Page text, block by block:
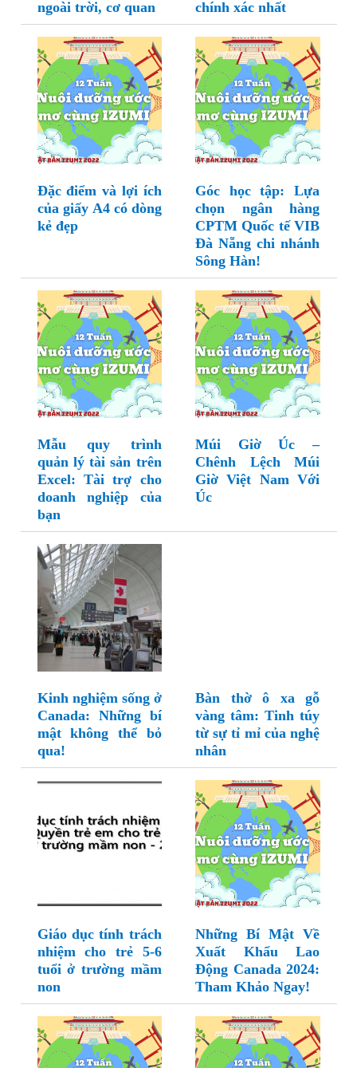
ngoài trời, cơ quan chính xác nhất
Đặc điểm và lợi ích
của giấy A4 có dòng
kẻ đẹp
Góc học tập: Lựa
chọn ngân hàng
CPTM Quốc tế VIB
Đà Nẵng chi nhánh
Sông Hàn!
Mẫu quy trình
quản lý tài sản trên
Excel: Tài trợ cho
doanh nghiệp của
bạn
Múi Giờ Úc –
Chênh Lệch Múi
Giờ Việt Nam Với
Úc
Kinh nghiệm sống ở
Canada: Những bí
mật không thể bỏ
qua!
Bàn thờ ô xa gỗ
vàng tâm: Tinh túy
từ sự tỉ mỉ của nghệ
nhân
Giáo dục tính trách
nhiệm cho trẻ 5-6
tuổi ở trường mầm
non
Những Bí Mật Về
Xuất Khẩu Lao
Động Canada 2024:
Tham Khảo Ngay!